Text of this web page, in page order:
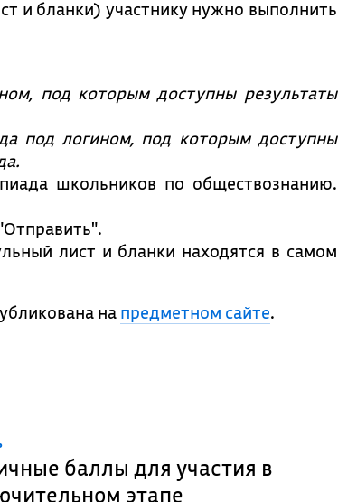
и бланки) участнику нужно выполнить
под которым доступны результаты
под логином, под которым доступны
школьников по обществознанию.
лист и бланки находятся в самом
на предметном сайте.
баллы для участия в
этапе